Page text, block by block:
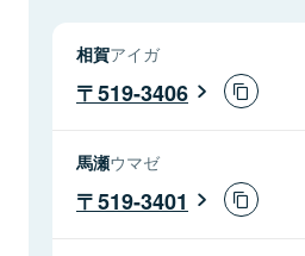
相賀アイガ
519-3406
馬瀬ウマゼ
519-3401